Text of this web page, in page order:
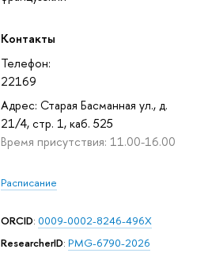
Контакты
Телефон:
22169
Адрес: Старая Басманная ул., д.
21/4, стр. 1, каб. 525
Время присутствия: 11.00-16.00
Расписание
ORCID: 0009-0002-8246-496X
ResearcherID: PMG-6790-2026